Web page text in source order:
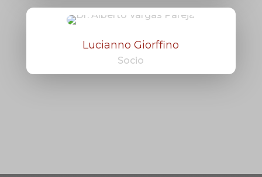
Lucianno Giorffino
Socio